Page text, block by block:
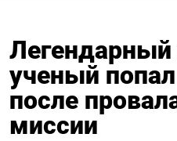
Легендарный
ученый
после
миссии